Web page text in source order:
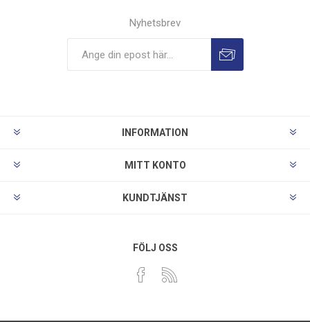
Nyhetsbrev
INFORMATION
MITT KONTO
KUNDTJÄNST
FÖLJ OSS